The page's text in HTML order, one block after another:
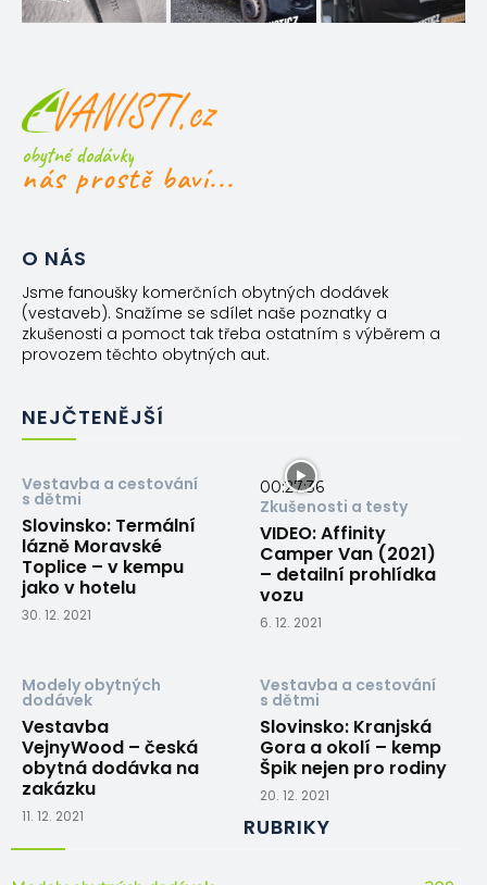
obytné dodávky
nás prostě baví...
O NÁS
Jsme fanoušky komerčních obytných dodávek
(vestaveb). Snažíme se sdílet naše poznatky a
zkušenosti a pomoct tak třeba ostatním s výběrem a
provozem těchto obytných aut.
NEJČTENĚJŠÍ
Vestavba a cestování
s dětmi
Slovinsko: Termální
lázně Moravské
Toplice – v kempu
jako v hotelu
30. 12. 2021
00:27:36
Zkušenosti a testy
VIDEO: Affinity
Camper Van (2021)
– detailní prohlídka
vozu
6. 12. 2021
Modely obytných
dodávek
Vestavba
VejnyWood – česká
obytná dodávka na
zakázku
11. 12. 2021
Vestavba a cestování
s dětmi
Slovinsko: Kranjská
Gora a okolí – kemp
Špik nejen pro rodiny
20. 12. 2021
RUBRIKY